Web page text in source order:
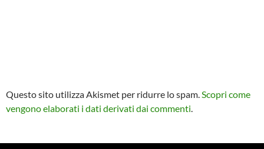
Questo sito utilizza Akismet per ridurre lo spam.Scopri come
vengono elaborati i dati derivati dai commenti.